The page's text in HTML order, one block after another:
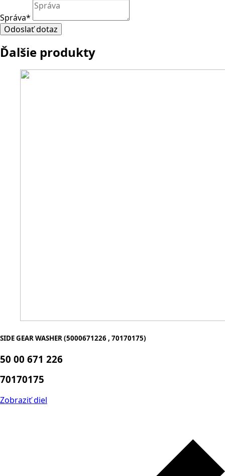
Správa*
Odoslať dotaz
Ďalšie produkty
SIDE GEAR WASHER (5000671226 , 70170175)
50 00 671 226
70170175
Zobraziť diel